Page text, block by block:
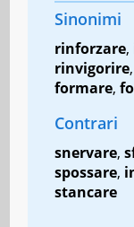
Sinonimi
rinforzare,
rinvigorire,
formare,
Contrari
snervare,
spossare,
stancare